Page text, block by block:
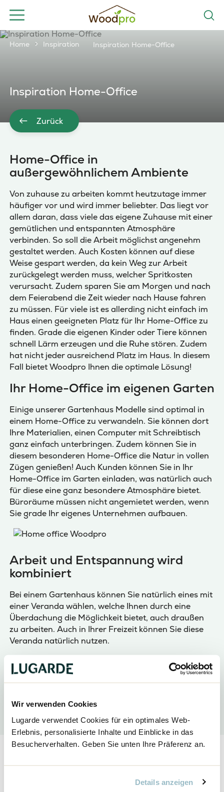
Wir verwenden Cookies
Lugarde verwendet Cookies für ein optimales Web-
Erlebnis, personalisierte Inhalte und Einblicke in das
Besucherverhalten. Geben Sie unten Ihre Präferenz an.
Details anzeigen
Home Inspiration Inspiration Home-Office
Inspiration Home-Office
Zurück
Home-Office in
außergewöhnlichem Ambiente
Von zuhause zu arbeiten kommt heutzutage immer
häufiger vor und wird immer beliebter. Das liegt vor
allem daran, dass viele das eigene Zuhause mit einer
gemütlichen und entspannten Atmosphäre
verbinden. So soll die Arbeit möglichst angenehm
gestaltet werden. Auch Kosten können auf diese
Weise gespart werden, da kein Weg zur Arbeit
zurückgelegt werden muss, welcher Spritkosten
verursacht. Zudem sparen Sie am Morgen und nach
dem Feierabend die Zeit wieder nach Hause fahren
zu müssen. Für viele ist es allerding nicht einfach im
Haus einen geeigneten Platz für Ihr Home-Office zu
finden. Grade die eigenen Kinder oder Tiere können
schnell Lärm erzeugen und die Ruhe stören. Zudem
hat nicht jeder ausreichend Platz im Haus. In diesem
Fall bietet Woodpro Ihnen die optimale Lösung!
Ihr Home-Office im eigenen Garten
Einige unserer Gartenhaus Modelle sind optimal in
einem Home-Office zu verwandeln. Sie können dort
Ihre Materialien, einen Computer mit Schreibtisch
ganz einfach unterbringen. Zudem können Sie in
diesem besonderen Home-Office die Natur in vollen
Zügen genießen! Auch Kunden können Sie in Ihr
Home-Office im Garten einladen, was natürlich auch
für diese eine ganz besondere Atmosphäre bietet.
Büroräume müssen nicht angemietet werden, wenn
Sie grade Ihr eigenes Unternehmen aufbauen.
Arbeit und Entspannung wird
kombiniert
Bei einem Gartenhaus können Sie natürlich eines mit
einer Veranda wählen, welche Ihnen durch eine
Überdachung die Möglichkeit bietet, auch draußen
zu arbeiten. Auch in Ihrer Freizeit können Sie diese
Veranda natürlich nutzen.
Natürlich können Sie auch Ihren Feierabend draußen
in Ihrem Garten mit Ihrem Lieblingsgetränk
ausklingen lassen.